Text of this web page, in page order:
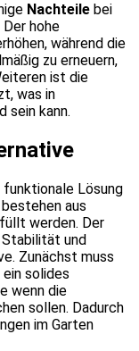
Nachteile bei
hohe
während die
zu erneuern,
ist die
was in
sein kann.
Lösung
aus
werden. Der
und
Zunächst muss
solides
wenn die
sollen. Dadurch
im Garten